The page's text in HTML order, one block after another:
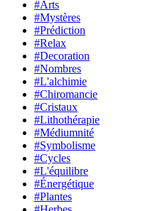
#Arts
#Mystères
#Prédiction
#Relax
#Decoration
#Nombres
#L'alchimie
#Chiromancie
#Cristaux
#Lithothérapie
#Médiumnité
#Symbolisme
#Cycles
#L'équilibre
#Énergétique
#Plantes